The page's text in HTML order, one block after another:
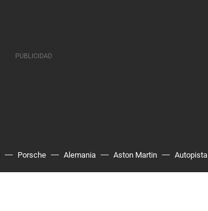
Porsche Alemania Aston Martin Autopista